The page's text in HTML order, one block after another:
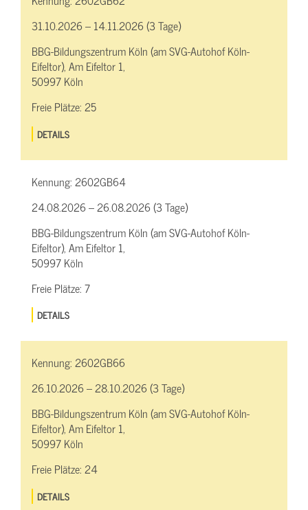
31.10.2026 – 14.11.2026 (3 Tage)
BBG-Bildungszentrum Köln (am SVG-Autohof Köln-
Eifeltor), Am Eifeltor 1,
50997 Köln
Freie Plätze:25
DETAILS
Kennung:2602GB64
24.08.2026 – 26.08.2026 (3 Tage)
BBG-Bildungszentrum Köln (am SVG-Autohof Köln-
Eifeltor), Am Eifeltor 1,
50997 Köln
Freie Plätze:7
DETAILS
Kennung:2602GB66
26.10.2026 – 28.10.2026 (3 Tage)
BBG-Bildungszentrum Köln (am SVG-Autohof Köln-
Eifeltor), Am Eifeltor 1,
50997 Köln
Freie Plätze:24
DETAILS